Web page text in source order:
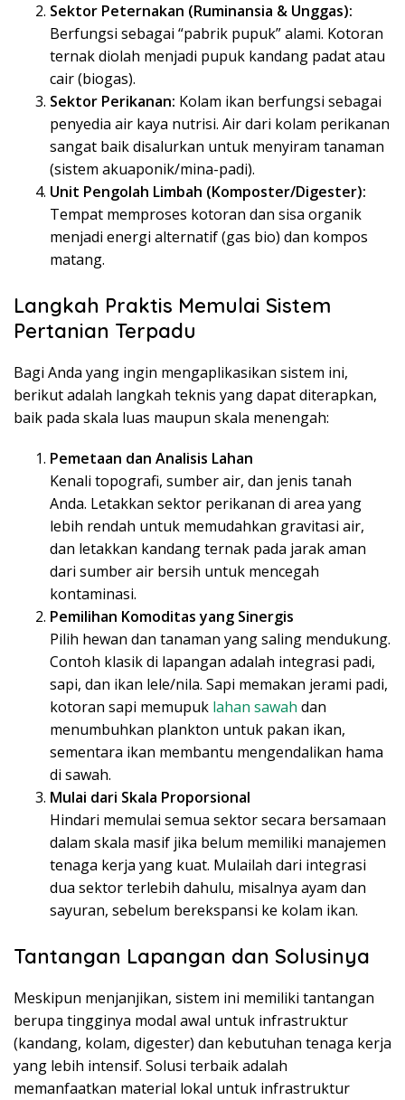
Sektor Peternakan (Ruminansia & Unggas):
Berfungsi sebagai “pabrik pupuk” alami. Kotoran
ternak diolah menjadi pupuk kandang padat atau
cair (biogas).
Sektor Perikanan: Kolam ikan berfungsi sebagai
penyedia air kaya nutrisi. Air dari kolam perikanan
sangat baik disalurkan untuk menyiram tanaman
(sistem akuaponik/mina-padi).
Unit Pengolah Limbah (Komposter/Digester):
Tempat memproses kotoran dan sisa organik
menjadi energi alternatif (gas bio) dan kompos
matang.
Langkah Praktis Memulai Sistem
Pertanian Terpadu
Bagi Anda yang ingin mengaplikasikan sistem ini,
berikut adalah langkah teknis yang dapat diterapkan,
baik pada skala luas maupun skala menengah:
Pemetaan dan Analisis Lahan
Kenali topografi, sumber air, dan jenis tanah
Anda. Letakkan sektor perikanan di area yang
lebih rendah untuk memudahkan gravitasi air,
dan letakkan kandang ternak pada jarak aman
dari sumber air bersih untuk mencegah
kontaminasi.
Pemilihan Komoditas yang Sinergis
Pilih hewan dan tanaman yang saling mendukung.
Contoh klasik di lapangan adalah integrasi padi,
sapi, dan ikan lele/nila. Sapi memakan jerami padi,
kotoran sapi memupuk lahan sawah dan
menumbuhkan plankton untuk pakan ikan,
sementara ikan membantu mengendalikan hama
di sawah.
Mulai dari Skala Proporsional
Hindari memulai semua sektor secara bersamaan
dalam skala masif jika belum memiliki manajemen
tenaga kerja yang kuat. Mulailah dari integrasi
dua sektor terlebih dahulu, misalnya ayam dan
sayuran, sebelum berekspansi ke kolam ikan.
Tantangan Lapangan dan Solusinya
Meskipun menjanjikan, sistem ini memiliki tantangan
berupa tingginya modal awal untuk infrastruktur
(kandang, kolam, digester) dan kebutuhan tenaga kerja
yang lebih intensif. Solusi terbaik adalah
memanfaatkan material lokal untuk infrastruktur